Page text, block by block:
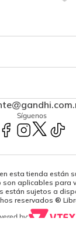
Síguenos
esta tienda están
son aplicables para
están sujetos a
reservados ®
by: